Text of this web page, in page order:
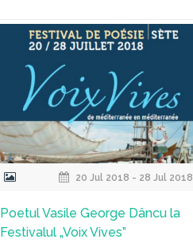
20 Jul 2018 - 28 Jul 2018
Poetul Vasile George Dâncu la
Festivalul „Voix Vives”